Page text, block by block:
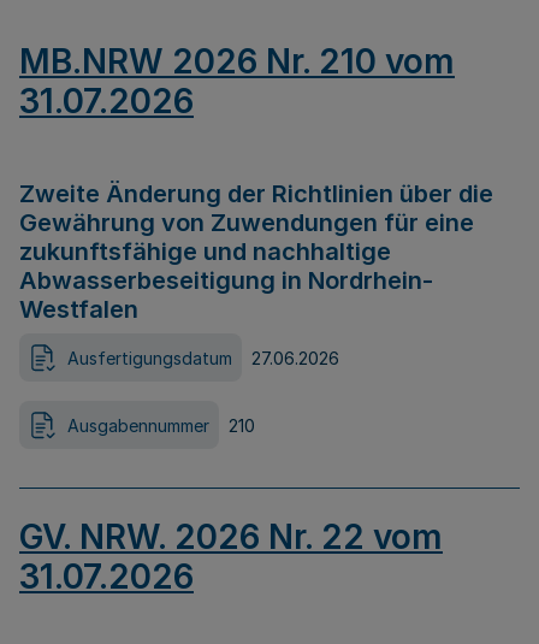
MB.NRW 2026 Nr. 210 vom
31.07.2026
Zweite Änderung der Richtlinien über die
Gewährung von Zuwendungen für eine
zukunftsfähige und nachhaltige
Abwasserbeseitigung in Nordrhein-
Westfalen
Ausfertigungsdatum 27.06.2026
Ausgabennummer 210
GV. NRW. 2026 Nr. 22 vom
31.07.2026